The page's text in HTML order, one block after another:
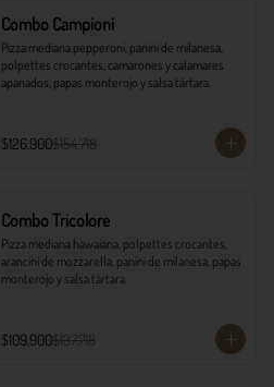
Combo Campioni
Pizza mediana pepperoni, panini de milanesa,
polpettes crocantes, camarones y calamares
apanados, papas monterojo y salsa tártara.
$126.900$154.718
Combo Tricolore
Pizza mediana hawaiana, polpettes crocantes,
arancini de mozzarella, panini de milanesa, papas
monterojo y salsa tártara.
$109.900$137.718